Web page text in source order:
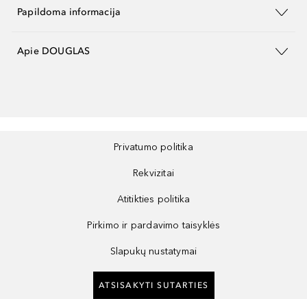
Papildoma informacija
Apie DOUGLAS
Privatumo politika
Rekvizitai
Atitikties politika
Pirkimo ir pardavimo taisyklės
Slapukų nustatymai
ATSISAKYTI SUTARTIES